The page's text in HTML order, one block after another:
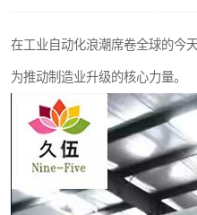
在工业自动化浪潮席卷全球的今
为推动制造业升级的核心力量。